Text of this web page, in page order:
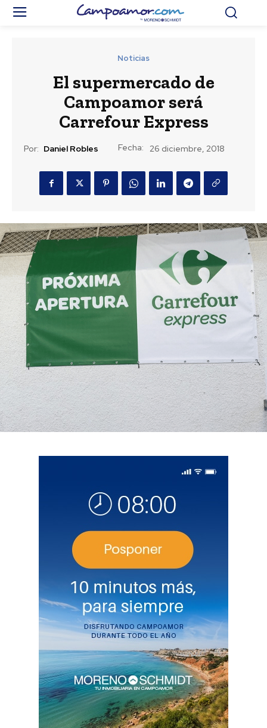
Noticias
El supermercado de
Campoamor será
Carrefour Express
Por: Daniel Robles Fecha: 26 diciembre, 2018